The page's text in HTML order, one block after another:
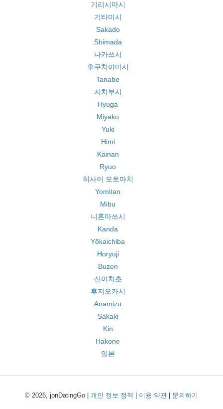
기리시마시
기타미시
Sakado
Shimada
나카쓰시
후쿠치야마시
Tanabe
지치부시
Hyuga
Miyako
Yuki
Himi
Kainan
Ryuo
히사이 모토마치
Yomitan
Mibu
니혼마쓰시
Kanda
Yōkaichiba
Horyuji
Buzen
신이치초
후지오카시
Anamizu
Sakaki
Kin
Hakone
일본
© 2026, jpnDatingGo | 개인 정보 정책 이용 약관 문의하기